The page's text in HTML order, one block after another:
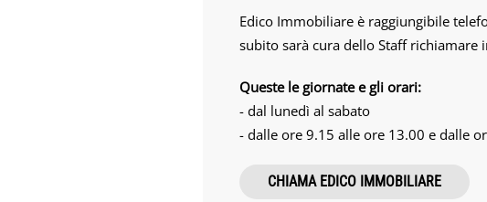
Edico Immobiliare è raggiungibile
subito sarà cura dello Staff richiamare
Queste le giornate e gli orari:
- dal lunedì al sabato
- dalle ore 9.15 alle ore 13.00 e dalle
CHIAMA EDICO IMMOBILIARE